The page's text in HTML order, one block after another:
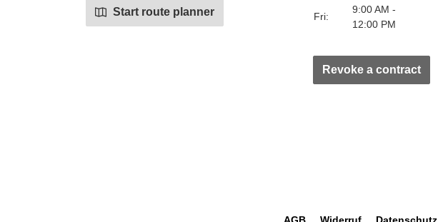
Start route planner Fri:
9:00 AM -
12:00 PM
Revoke a contract